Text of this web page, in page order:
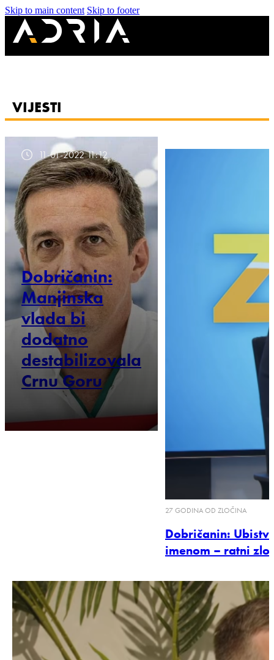
Skip to main content Skip to footer
VIJESTI
11-01-2022 11:12
Dobričanin:
Manjinska
vlada bi
dodatno
destabilizovala
Crnu Goru
27 GODINA OD ZLOČINA
Dobričanin:
imenom – ratni